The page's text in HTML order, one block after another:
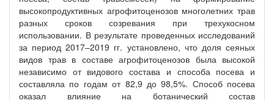
высокопродуктивных агрофитоценозов многолетних трав
разных сроков созревания при трехукосном
использовании. В результате проведенных исследований
за период 2017–2019 гг. установлено, что доля сеяных
видов трав в составе агрофитоценозов была высокой
независимо от видового состава и способа посева и
составляла по годам от 82,9 до 98,5%. Способ посева
оказал влияние на ботанический состав